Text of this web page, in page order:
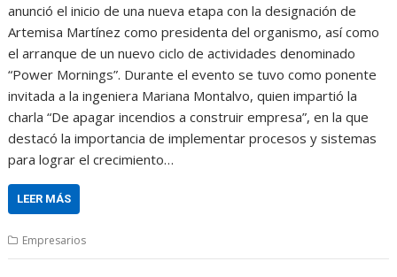
anunció el inicio de una nueva etapa con la designación de
Artemisa Martínez como presidenta del organismo, así como
el arranque de un nuevo ciclo de actividades denominado
“Power Mornings”. Durante el evento se tuvo como ponente
invitada a la ingeniera Mariana Montalvo, quien impartió la
charla “De apagar incendios a construir empresa”, en la que
destacó la importancia de implementar procesos y sistemas
para lograr el crecimiento…
LEER MÁS
Empresarios